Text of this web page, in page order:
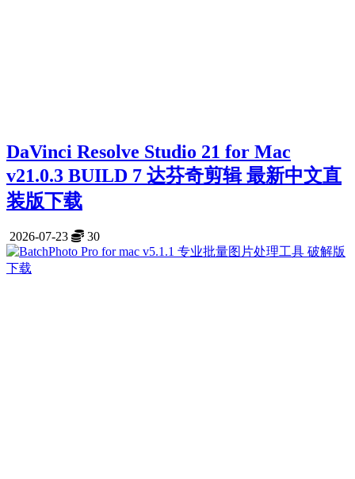
DaVinci Resolve Studio 21 for Mac
v21.0.3 BUILD 7 达芬奇剪辑 最新中文直
装版下载
2026-07-23 30